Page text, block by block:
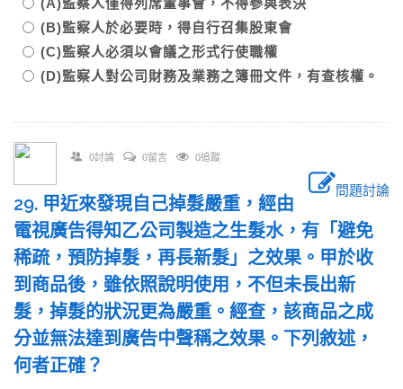
(A)監察人僅得列席董事會，不得參與表決
(B)監察人於必要時，得自行召集股東會
(C)監察人必須以會議之形式行使職權
(D)監察人對公司財務及業務之簿冊文件，有查核權。
0討論 0留言 0追蹤
問題討論
29. 甲近來發現自己掉髮嚴重，經由
電視廣告得知乙公司製造之生髮水，有「避免
稀疏，預防掉髮，再長新髮」之效果。甲於收
到商品後，雖依照說明使用，不但未長出新
髮，掉髮的狀況更為嚴重。經查，該商品之成
分並無法達到廣告中聲稱之效果。下列敘述，
何者正確？